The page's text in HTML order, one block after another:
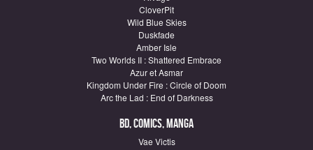
CloverPit
Wild Blue Skies
Duskfade
Amber Isle
Two Worlds II : Shattered Embrace
Azur et Asmar
Kingdom Under Fire : Circle of Doom
Arc the Lad : End of Darkness
BD, Comics, Manga
Vae Victis